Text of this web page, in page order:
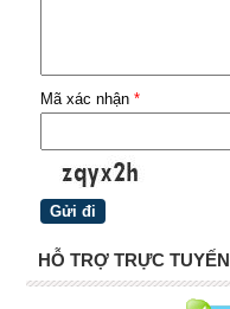
Mã xác nhận *
HỖ TRỢ TRỰC TUYẾN